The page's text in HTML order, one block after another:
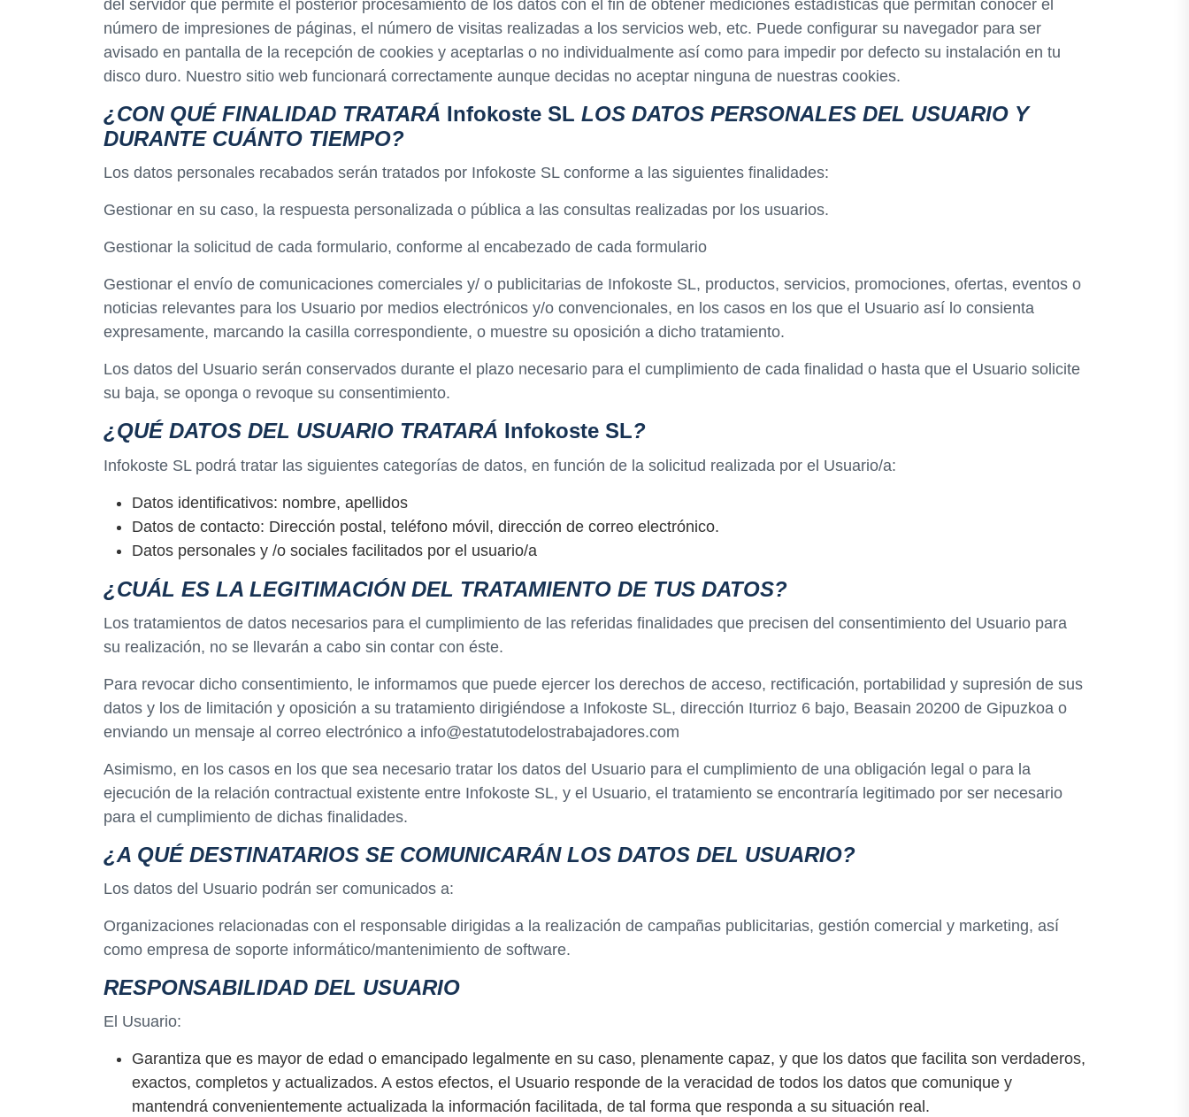
del servidor que permite el posterior procesamiento de los datos con el fin de obtener mediciones estadísticas que permitan conocer el
número de impresiones de páginas, el número de visitas realizadas a los servicios web, etc. Puede configurar su navegador para ser
avisado en pantalla de la recepción de cookies y aceptarlas o no individualmente así como para impedir por defecto su instalación en tu
disco duro. Nuestro sitio web funcionará correctamente aunque decidas no aceptar ninguna de nuestras cookies.
¿CON QUÉ FINALIDAD TRATARÁ Infokoste SL LOS DATOS PERSONALES DEL USUARIO Y
DURANTE CUÁNTO TIEMPO?
Los datos personales recabados serán tratados por Infokoste SL conforme a las siguientes finalidades:
Gestionar en su caso, la respuesta personalizada o pública a las consultas realizadas por los usuarios.
Gestionar la solicitud de cada formulario, conforme al encabezado de cada formulario
Gestionar el envío de comunicaciones comerciales y/ o publicitarias de Infokoste SL, productos, servicios, promociones, ofertas, eventos o
noticias relevantes para los Usuario por medios electrónicos y/o convencionales, en los casos en los que el Usuario así lo consienta
expresamente, marcando la casilla correspondiente, o muestre su oposición a dicho tratamiento.
Los datos del Usuario serán conservados durante el plazo necesario para el cumplimiento de cada finalidad o hasta que el Usuario solicite
su baja, se oponga o revoque su consentimiento.
¿QUÉ DATOS DEL USUARIO TRATARÁ Infokoste SL?
Infokoste SL podrá tratar las siguientes categorías de datos, en función de la solicitud realizada por el Usuario/a:
Datos identificativos: nombre, apellidos
Datos de contacto: Dirección postal, teléfono móvil, dirección de correo electrónico.
Datos personales y /o sociales facilitados por el usuario/a
¿CUÁL ES LA LEGITIMACIÓN DEL TRATAMIENTO DE TUS DATOS?
Los tratamientos de datos necesarios para el cumplimiento de las referidas finalidades que precisen del consentimiento del Usuario para
su realización, no se llevarán a cabo sin contar con éste.
Para revocar dicho consentimiento, le informamos que puede ejercer los derechos de acceso, rectificación, portabilidad y supresión de sus
datos y los de limitación y oposición a su tratamiento dirigiéndose a Infokoste SL, dirección Iturrioz 6 bajo, Beasain 20200 de Gipuzkoa o
enviando un mensaje al correo electrónico a info@estatutodelostrabajadores.com
Asimismo, en los casos en los que sea necesario tratar los datos del Usuario para el cumplimiento de una obligación legal o para la
ejecución de la relación contractual existente entre Infokoste SL, y el Usuario, el tratamiento se encontraría legitimado por ser necesario
para el cumplimiento de dichas finalidades.
¿A QUÉ DESTINATARIOS SE COMUNICARÁN LOS DATOS DEL USUARIO?
Los datos del Usuario podrán ser comunicados a:
Organizaciones relacionadas con el responsable dirigidas a la realización de campañas publicitarias, gestión comercial y marketing, así
como empresa de soporte informático/mantenimiento de software.
RESPONSABILIDAD DEL USUARIO
El Usuario:
Garantiza que es mayor de edad o emancipado legalmente en su caso, plenamente capaz, y que los datos que facilita son verdaderos,
exactos, completos y actualizados. A estos efectos, el Usuario responde de la veracidad de todos los datos que comunique y
mantendrá convenientemente actualizada la información facilitada, de tal forma que responda a su situación real.